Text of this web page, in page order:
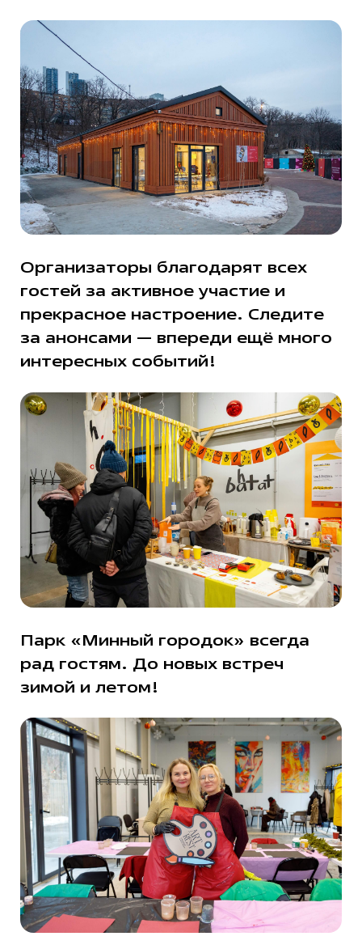
Организаторы благодарят всех
гостей за активное участие и
прекрасное настроение. Следите
за анонсами — впереди ещё много
интересных событий!
Парк «Минный городок» всегда
рад гостям. До новых встреч
зимой и летом!